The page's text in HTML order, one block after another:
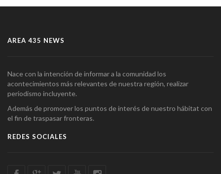
AREA 435 NEWS
Nace con la intención de informar a la comunidad los
acontecimientos más relevantes de nuestra región, realizar
periodismo incluyente.
Además de promover los puntos de interés de nuestro hábitat con
el fin de traspasar fronteras.
REDES SOCIALES